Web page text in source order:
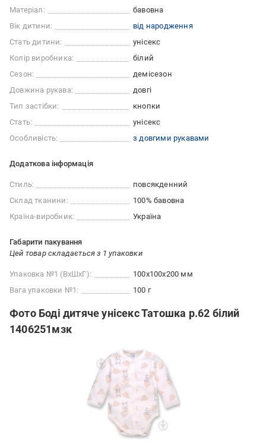
Матеріал:
бавовна
Вік дитини:
від народження
Стать дитини:
унісекс
Колір виробника:
білий
Сезон:
демісезон
Довжина рукава:
довгі
Тип застібки:
кнопки
Стать:
унісекс
Особливість:
з довгими рукавами
Додаткова інформація
Стиль:
повсякденний
Склад тканини:
100% бавовна
Країна-виробник:
Україна
Габарити пакування
Цей товар складається з 1 упаковки
Упаковка №1 (ВхШхГ):
100x100x200 мм
Вага упаковки №1:
100 г
Фото Боді дитяче унісекс Татошка р.62 білий
1406251мзк